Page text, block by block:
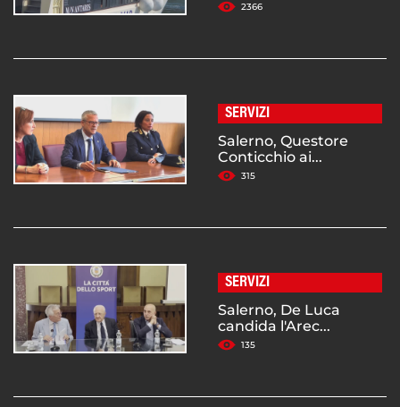
2366
SERVIZI
Salerno, Questore
Conticchio ai...
315
SERVIZI
Salerno, De Luca
candida l'Arec...
135